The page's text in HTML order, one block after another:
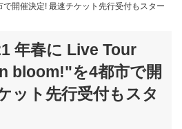
開催決定! 最速チケット先行受付もスター
年春に Live Tour
bloom!"を4都市で開
ット先行受付もスタ